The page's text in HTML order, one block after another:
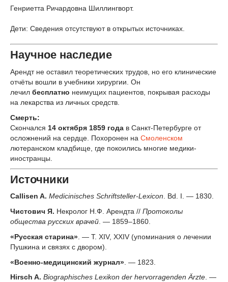
Генриетта Ричардовна Шиллингворт.
Дети: Сведения отсутствуют в открытых источниках.
Научное наследие
Арендт не оставил теоретических трудов, но его клинические
отчёты вошли в учебники хирургии. Он
лечил бесплатно неимущих пациентов, покрывая расходы
на лекарства из личных средств.
Смерть:
Скончался 14 октября 1859 года в Санкт-Петербурге от
осложнений на сердце. Похоронен на Смоленском
лютеранском кладбище, где покоились многие медики-
иностранцы.
Источники
Callisen A. Medicinisches Schriftsteller-Lexicon. Bd. I. — 1830.
Чистович Я. Некролог Н.Ф. Арендта // Протоколы
общества русских врачей . — 1859–1860.
«Русская старина» . — Т. XIV, XXIV (упоминания о лечении
Пушкина и связях с двором).
«Военно-медицинский журнал» . — 1823.
Hirsch A. Biographisches Lexikon der hervorragenden Ärzte. —